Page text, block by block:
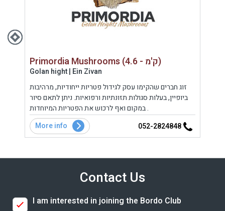
Primordia Mushrooms (4.6 - ק'מ)
Golan hight | Ein Zivan
זוג חברים שהקימו עסק לגידול פטריות ייחודיות, מרהיבות
ביופיין, בעלות סגולות תזונתיות ורפואיות. ניתן לתאם סיור
במקום ואף לרכוש את הפטריות המיוחדות .
052-2824848
More info
Contact Us
I am interested in joining the Bordo Club